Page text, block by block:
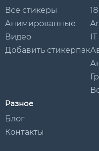
Все стикеры
Анимированные
Видео
Добавить стикерпак
IT
Разное
Блог
Контакты